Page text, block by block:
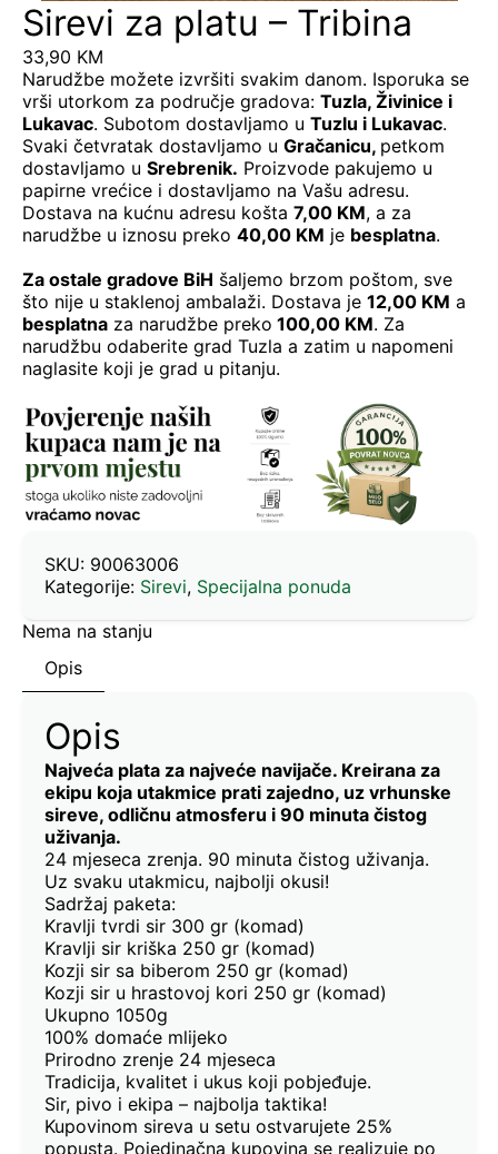
Sirevi za platu – Tribina
33,90 KM
Narudžbe možete izvršiti svakim danom. Isporuka se
vrši utorkom za područje gradova: Tuzla, Živinice i
Lukavac. Subotom dostavljamo u Tuzlu i Lukavac.
Svaki četvratak dostavljamo u Gračanicu, petkom
dostavljamo u Srebrenik. Proizvode pakujemo u
papirne vrećice i dostavljamo na Vašu adresu.
Dostava na kućnu adresu košta 7,00 KM, a za
narudžbe u iznosu preko 40,00 KM je besplatna.
Za ostale gradove BiH šaljemo brzom poštom, sve
što nije u staklenoj ambalaži. Dostava je 12,00 KM a
besplatna za narudžbe preko 100,00 KM. Za
narudžbu odaberite grad Tuzla a zatim u napomeni
naglasite koji je grad u pitanju.
SKU: 90063006
Kategorije: Sirevi, Specijalna ponuda
Nema na stanju
Opis
Opis
Najveća plata za najveće navijače. Kreirana za
ekipu koja utakmice prati zajedno, uz vrhunske
sireve, odličnu atmosferu i 90 minuta čistog
uživanja.
24 mjeseca zrenja. 90 minuta čistog uživanja.
Uz svaku utakmicu, najbolji okusi!
Sadržaj paketa:
Kravlji tvrdi sir 300 gr (komad)
Kravlji sir kriška 250 gr (komad)
Kozji sir sa biberom 250 gr (komad)
Kozji sir u hrastovoj kori 250 gr (komad)
Ukupno 1050g
100% domaće mlijeko
Prirodno zrenje 24 mjeseca
Tradicija, kvalitet i ukus koji pobjeđuje.
Sir, pivo i ekipa – najbolja taktika!
Kupovinom sireva u setu ostvarujete 25%
popusta. Pojedinačna kupovina se realizuje po